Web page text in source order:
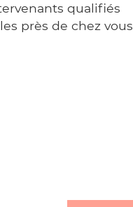
qualifiés
près de chez vous